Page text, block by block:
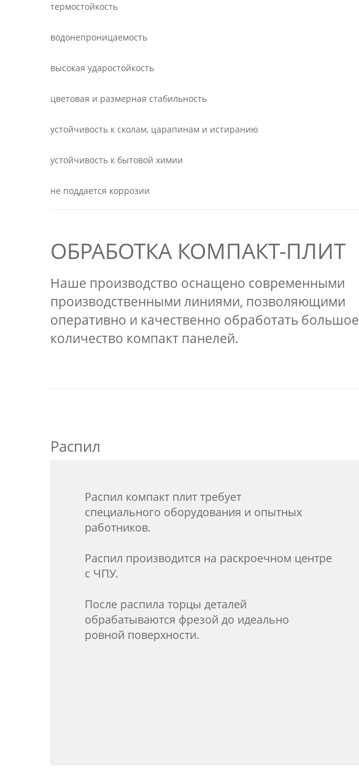
термостойкость
водонепроницаемость
высокая ударостойкость
цветовая и размерная стабильность
устойчивость к сколам, царапинам и истиранию
устойчивость к бытовой химии
не поддается коррозии
ОБРАБОТКА КОМПАКТ-ПЛИТ
Наше производство оснащено современными
производственными линиями, позволяющими
оперативно и качественно обработать большое
количество компакт панелей.
Распил
Распил компакт плит требует
специального оборудования и опытных
работников.
Распил производится на раскроечном центре
с ЧПУ.
После распила торцы деталей
обрабатываются фрезой до идеально
ровной поверхности.